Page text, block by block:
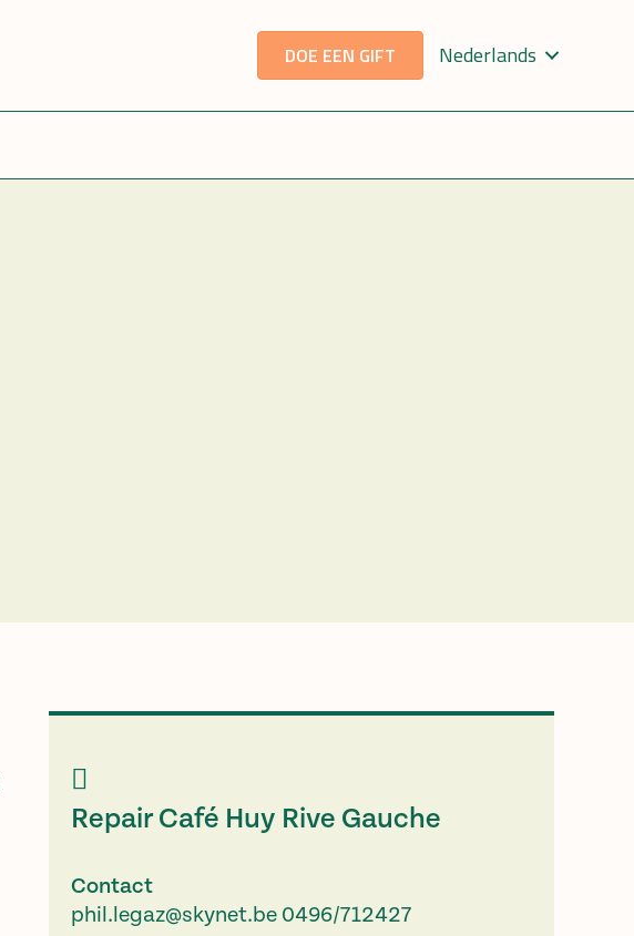
DOE EEN GIFT Nederlands
Repair Café Huy Rive Gauche
Contact
phil.legaz@skynet.be 0496/712427